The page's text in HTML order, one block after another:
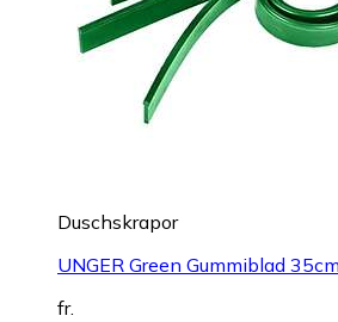
Duschskrapor
UNGER Green Gummiblad
fr.